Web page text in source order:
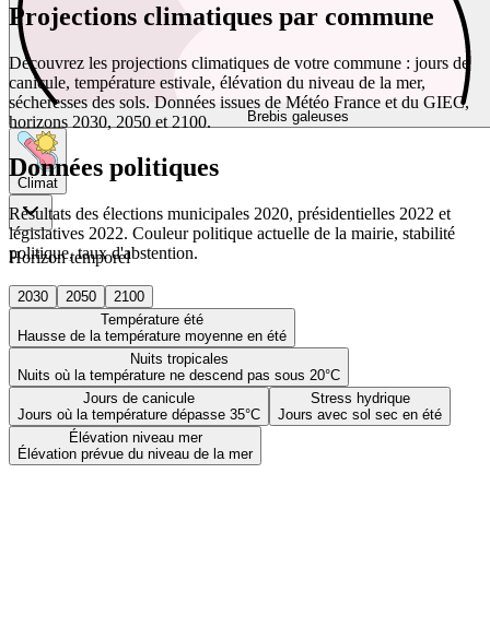
Brebis galeuses
Climat
Horizon temporel
2030 2050
2100
Température été
Hausse de la température moyenne en été
Nuits tropicales
Nuits où la température ne descend pas sous 20°C
Jours de canicule
Jours où la température dépasse 35°C
Stress hydrique
Jours avec sol sec en été
Élévation niveau mer
Élévation prévue du niveau de la mer
Projections climatiques par commune
Découvrez les projections climatiques de votre commune : jours de
canicule, température estivale, élévation du niveau de la mer,
sécheresses des sols. Données issues de Météo France et du GIEC,
horizons 2030, 2050 et 2100.
Données politiques
Résultats des élections municipales 2020, présidentielles 2022 et
législatives 2022. Couleur politique actuelle de la mairie, stabilité
politique, taux d'abstention.